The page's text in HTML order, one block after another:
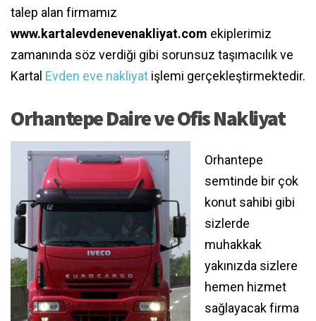
talep alan firmamız
www.kartalevdenevenakliyat.com ekiplerimiz
zamanında söz verdiği gibi sorunsuz taşımacılık ve
Kartal Evden eve nakliyat işlemi gerçekleştirmektedir.
Orhantepe Daire ve Ofis Nakliyat
Orhantepe
semtinde bir çok
konut sahibi gibi
sizlerde
muhakkak
yakınızda sizlere
hemen hizmet
sağlayacak firma